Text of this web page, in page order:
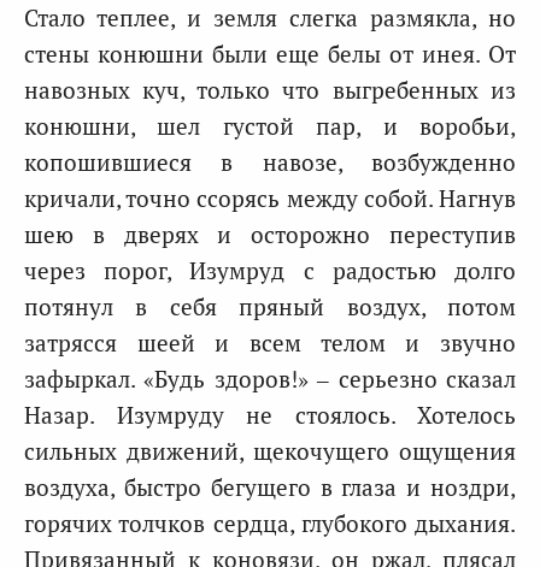
Стало теплее, и земля слегка размякла, но
стены конюшни были еще белы от инея. От
навозных куч, только что выгребенных из
конюшни, шел густой пар, и воробьи,
копошившиеся в навозе, возбужденно
кричали, точно ссорясь между собой. Нагнув
шею в дверях и осторожно переступив
через порог, Изумруд с радостью долго
потянул в себя пряный воздух, потом
затрясся шеей и всем телом и звучно
зафыркал. «Будь здоров!» – серьезно сказал
Назар. Изумруду не стоялось. Хотелось
сильных движений, щекочущего ощущения
воздуха, быстро бегущего в глаза и ноздри,
горячих толчков сердца, глубокого дыхания.
Привязанный к коновязи, он ржал, плясал